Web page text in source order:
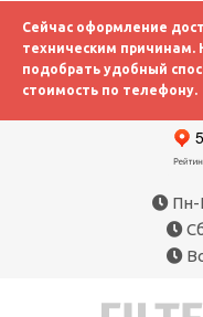
Сейчас оформление
техническим
подобрать удобный
стоимость по телефону.
Пн-